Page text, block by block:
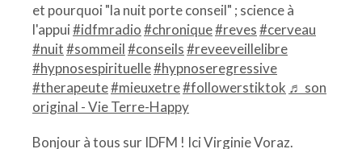
et pourquoi "la nuit porte conseil" ; science à
l'appui#idfmradio#chronique#reves#cerveau
#nuit#sommeil#conseils#reveeveillelibre
#hypnosespirituelle#hypnoseregressive
#therapeute#mieuxetre#followerstiktok ♬ son
original - Vie Terre-Happy
Bonjour à tous sur IDFM ! Ici Virginie Voraz.